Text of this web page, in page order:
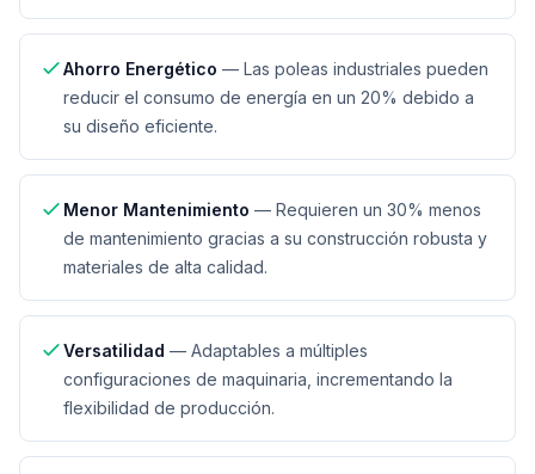
Ahorro Energético — Las poleas industriales pueden
reducir el consumo de energía en un 20% debido a
su diseño eficiente.
Menor Mantenimiento — Requieren un 30% menos
de mantenimiento gracias a su construcción robusta y
materiales de alta calidad.
Versatilidad — Adaptables a múltiples
configuraciones de maquinaria, incrementando la
flexibilidad de producción.